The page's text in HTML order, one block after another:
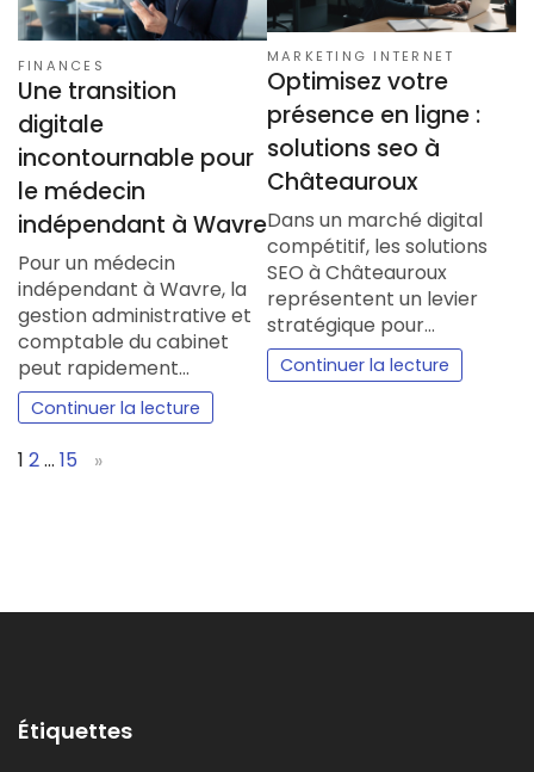
FINANCES
Une transition
digitale
incontournable pour
le médecin
indépendant à Wavre
Pour un médecin
indépendant à Wavre, la
gestion administrative et
comptable du cabinet
peut rapidement…
Continuer la lecture
MARKETING INTERNET
Optimisez votre
présence en ligne :
solutions seo à
Châteauroux
Dans un marché digital
compétitif, les solutions
SEO à Châteauroux
représentent un levier
stratégique pour…
Continuer la lecture
Page:
1 2… 15 Next
»
Étiquettes